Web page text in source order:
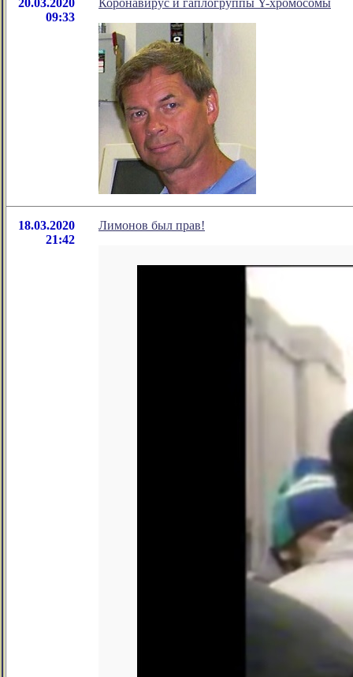
20.03.2020
09:33
Коронавирус и гаплогруппы Y-хромосомы
18.03.2020
21:42
Лимонов был прав!